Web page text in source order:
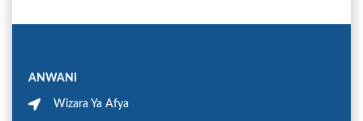
ANWANI
Wizara Ya Afya